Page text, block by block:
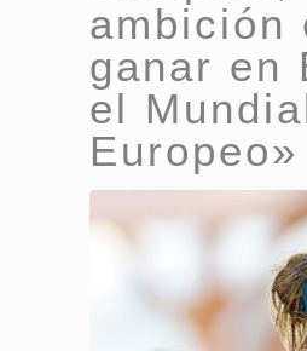
ambición
ganar en
el
Europeo»